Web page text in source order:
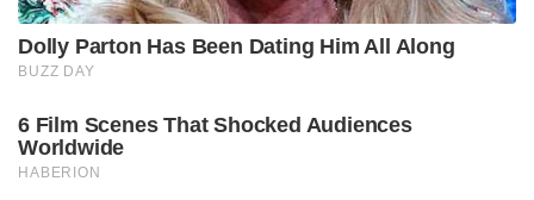
Dolly Parton Has Been Dating Him All Along
BUZZ DAY
6 Film Scenes That Shocked Audiences
Worldwide
HABERION